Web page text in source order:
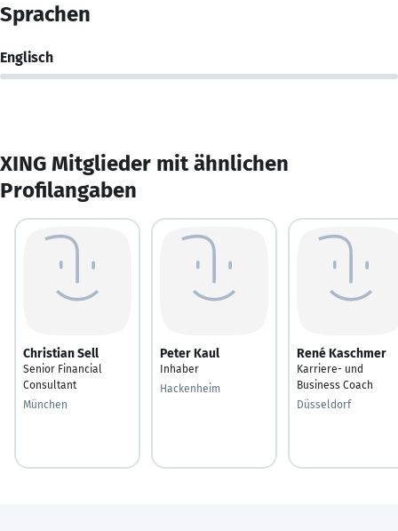
Sprachen
Englisch
XING Mitglieder mit ähnlichen
Profilangaben
Christian Sell
Senior Financial
Consultant
München
Peter Kaul
Inhaber
Hackenheim
René Kaschmer
Karriere- und
Business Coach
Düsseldorf